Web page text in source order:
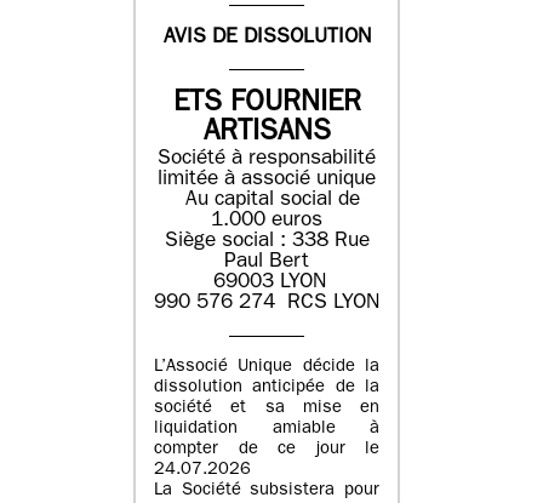
AVIS DE DISSOLUTION
ETS FOURNIER
ARTISANS
Société à responsabilité
limitée à associé unique
Au capital social de
1.000 euros
Siège social : 338 Rue
Paul Bert
69003 LYON
990 576 274 RCS LYON
L’Associé Unique décide la
dissolution anticipée de la
société et sa mise en
liquidation amiable à
compter de ce jour le
24.07.2026
La Société subsistera pour